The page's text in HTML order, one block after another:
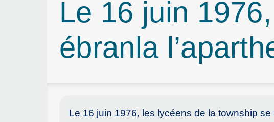
Le 16 juin
ébranla
Le 16 juin 1976, les lycéens de la township